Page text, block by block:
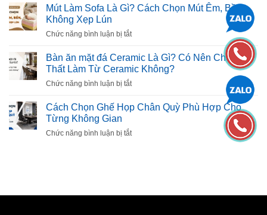
Minh
Tiện
Cho
Gia
Đình
10
Ghế
Trường
Đẹp,
Bền,
Ưa
Chuộng
Mút Làm Sofa Là Gì? Cách Chọn Mút Êm, Bền,
Không Xẹp Lún
Chức năng bình luận bị tắtở
Làm
Sofa
Gì?
Chọn
Êm,
Bàn ăn mặt đá Ceramic Là Gì? Có Nên Chọn Nội
Thất Làm Từ Ceramic Không?
Chức năng bình luận bị tắtở
ăn
Ceramic
Cách Chọn Ghế Họp Chân Quỳ Phù Hợp Cho
Từng Không Gian
Chức năng bình luận bị tắtở
Quỳ